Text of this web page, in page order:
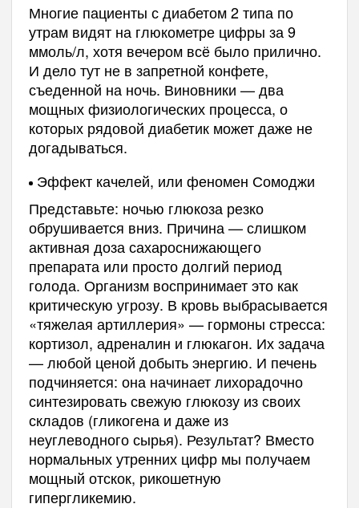
Многие пациенты с диабетом 2 типа по
утрам видят на глюкометре цифры за 9
ммоль/л, хотя вечером всё было прилично.
И дело тут не в запретной конфете,
съеденной на ночь. Виновники — два
мощных физиологических процесса, о
которых рядовой диабетик может даже не
догадываться.
Эффект качелей, или феномен Сомоджи
Представьте: ночью глюкоза резко
обрушивается вниз. Причина — слишком
активная доза сахароснижающего
препарата или просто долгий период
голода. Организм воспринимает это как
критическую угрозу. В кровь выбрасывается
«тяжелая артиллерия» — гормоны стресса:
кортизол, адреналин и глюкагон. Их задача
— любой ценой добыть энергию. И печень
подчиняется: она начинает лихорадочно
синтезировать свежую глюкозу из своих
складов (гликогена и даже из
неуглеводного сырья). Результат? Вместо
нормальных утренних цифр мы получаем
мощный отскок, рикошетную
гипергликемию.